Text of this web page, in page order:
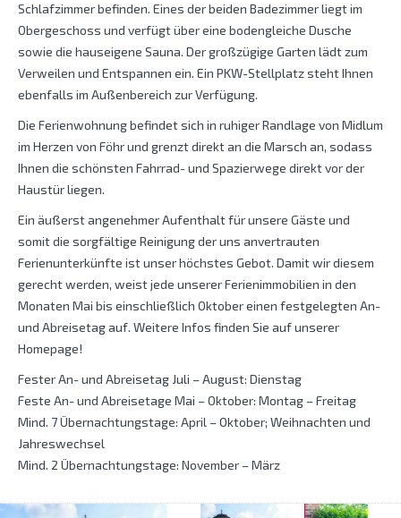
Schlafzimmer befinden. Eines der beiden Badezimmer liegt im
Obergeschoss und verfügt über eine bodengleiche Dusche
sowie die hauseigene Sauna. Der großzügige Garten lädt zum
Verweilen und Entspannen ein. Ein PKW-Stellplatz steht Ihnen
ebenfalls im Außenbereich zur Verfügung.
Die Ferienwohnung befindet sich in ruhiger Randlage von Midlum
im Herzen von Föhr und grenzt direkt an die Marsch an, sodass
Ihnen die schönsten Fahrrad- und Spazierwege direkt vor der
Haustür liegen.
Ein äußerst angenehmer Aufenthalt für unsere Gäste und
somit die sorgfältige Reinigung der uns anvertrauten
Ferienunterkünfte ist unser höchstes Gebot. Damit wir diesem
gerecht werden, weist jede unserer Ferienimmobilien in den
Monaten Mai bis einschließlich Oktober einen festgelegten An-
und Abreisetag auf. Weitere Infos finden Sie auf unserer
Homepage!
Fester An- und Abreisetag Juli – August: Dienstag
Feste An- und Abreisetage Mai – Oktober: Montag – Freitag
Mind. 7 Übernachtungstage: April – Oktober; Weihnachten und
Jahreswechsel
Mind. 2 Übernachtungstage: November – März